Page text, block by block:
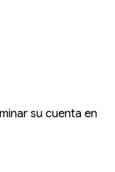
su cuenta en